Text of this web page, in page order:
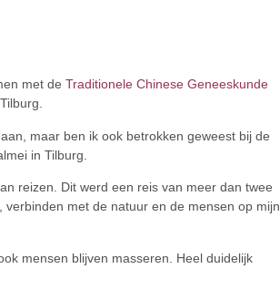
met de Traditionele Chinese Geneeskunde
maar ben ik ook betrokken geweest bij de
in Tilburg.
reizen. Dit werd een reis van meer dan twee
met de natuur en de mensen op mijn
mensen blijven masseren. Heel duidelijk